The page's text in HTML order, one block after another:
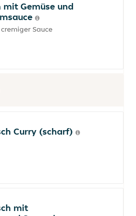
Gemüse und
Sauce
Curry (scharf)
mit